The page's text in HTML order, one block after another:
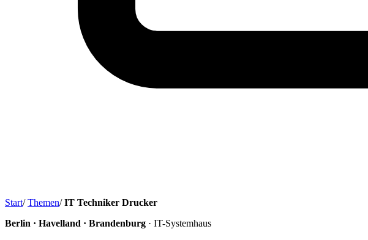
Start/ Themen/ IT Techniker Drucker
Berlin · Havelland · Brandenburg · IT-Systemhaus